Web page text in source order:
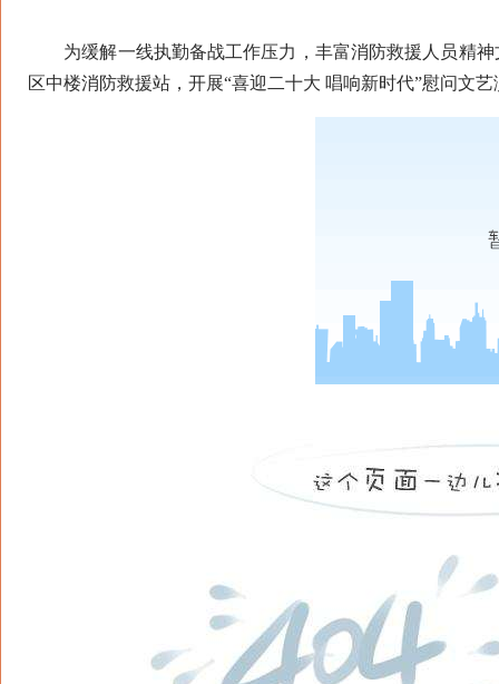
为缓解一线执勤备战工作压力，丰富消防救援人员精神
区中楼消防救援站，开展“喜迎二十大 唱响新时代”慰问文